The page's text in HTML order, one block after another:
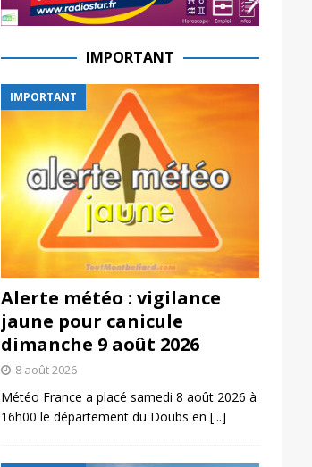
IMPORTANT
IMPORTANT
Alerte météo : vigilance
jaune pour canicule
dimanche 9 août 2026
8 août 2026
Météo France a placé samedi 8 août 2026 à
16h00 le département du Doubs en [...]